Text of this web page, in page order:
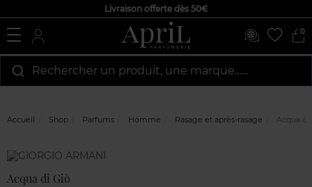
Livraison offerte dès 50€
0
Rechercher un produit, une marque…...
Accueil Shop Parfums Homme Rasage et après-rasage Acqua di
Marque
Acqua di Giò